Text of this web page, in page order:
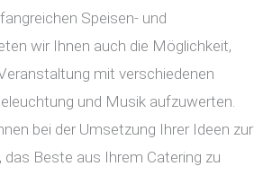
Speisen- und
wir Ihnen auch die Möglichkeit,
mit verschiedenen
und Musik aufzuwerten.
bei der Umsetzung Ihrer Ideen zur
das Beste aus Ihrem Catering zu